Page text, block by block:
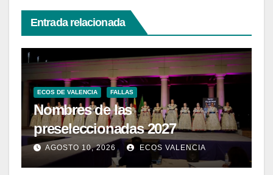
Entrada relacionada
ECOS DE VALENCIA FALLAS
Nombres de las
preseleccionadas 2027
AGOSTO 10, 2026 ECOS VALENCIA